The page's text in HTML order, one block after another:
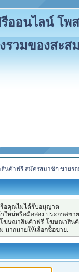
ออนไลน์ โ
วมของสะส
ค้าฟรี สมัครสมาชิก ขายร
อคุณไม่ได้รับอนุญาต
หม่หรือมือสอง ประกาศขา
ฆษณาสินค้าฟรี โฆษณาสิน
มากมายให้เลือกซื้อขาย.